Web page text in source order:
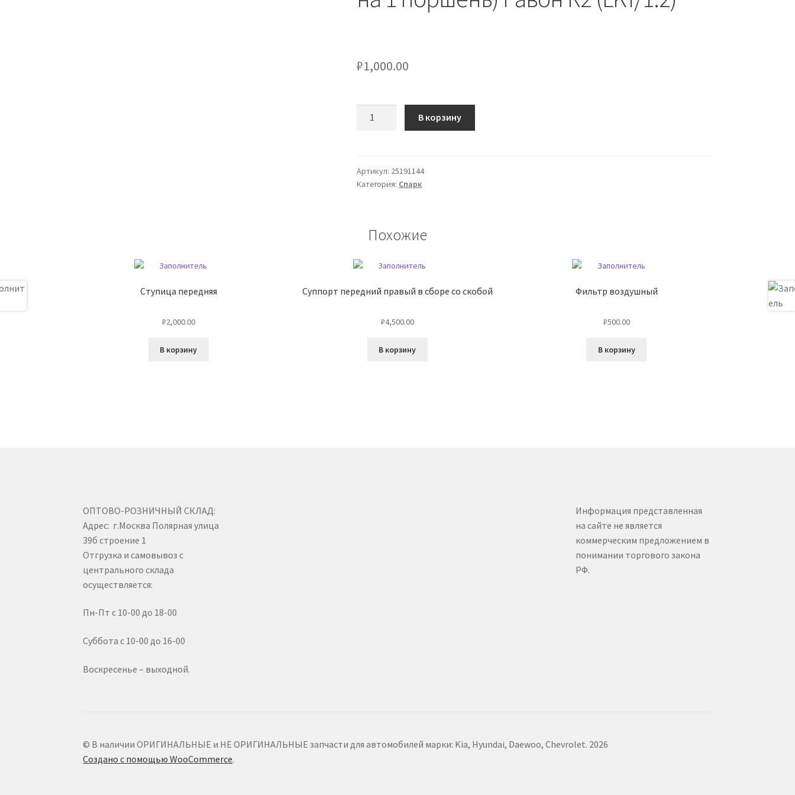
₽1,000.00
0.25
(комплект
поршень)
Равон
R2
В корзину
Артикул: 25191144
Категория: Спарк
Похожие
Ступица передняя
₽2,000.00
В корзину
Суппорт передний правый в сборе со скобой
₽4,500.00
В корзину
Фильтр воздушный
₽500.00
В корзину
ОПТОВО-РОЗНИЧНЫЙ СКЛАД:
Адрес: г.Москва Полярная улица
39б строение 1
Отгрузка и самовывоз с
центрального склада
осуществляется:
Пн-Пт с 10-00 до 18-00
Суббота с 10-00 до 16-00
Воскресенье – выходной.
Информация представленная
на сайте не является
коммерческим предложением в
понимании торгового закона
РФ.
© В наличии ОРИГИНАЛЬНЫЕ и НЕ ОРИГИНАЛЬНЫЕ запчасти для автомобилей марки: Kia, Hyundai, Daewoo, Chevrolet. 2026
Создано с помощью WooCommerce.